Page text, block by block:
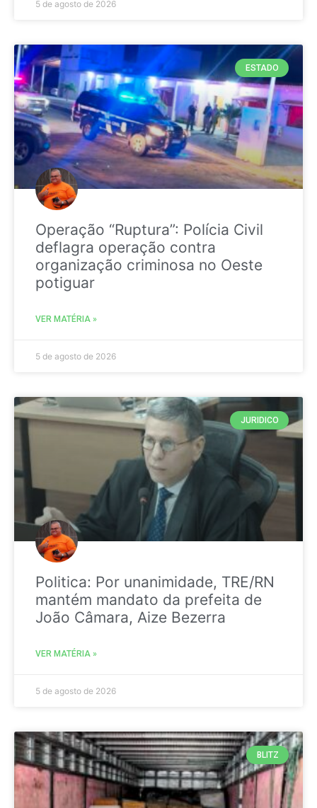
5 de agosto de 2026
ESTADO
Operação “Ruptura”: Polícia Civil
deflagra operação contra
organização criminosa no Oeste
potiguar
VER MATÉRIA »
5 de agosto de 2026
JURIDICO
Politica: Por unanimidade, TRE/RN
mantém mandato da prefeita de
João Câmara, Aize Bezerra
VER MATÉRIA »
5 de agosto de 2026
BLITZ